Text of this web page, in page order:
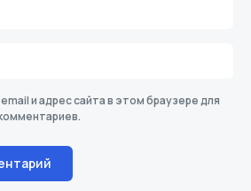
и адрес сайта в этом браузере для